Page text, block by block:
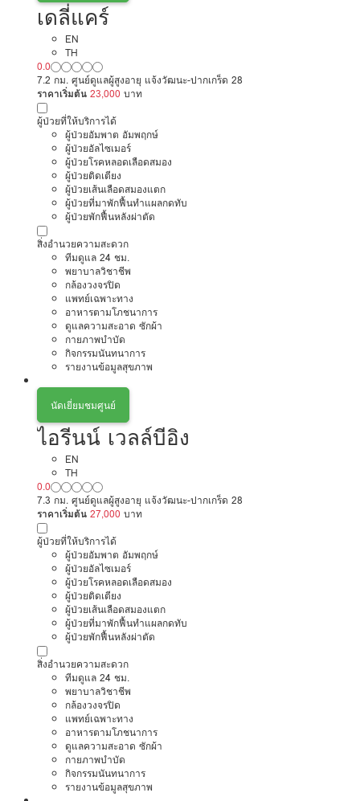
เดลี่แคร์
EN
TH
0.0
7.2 กม. ศูนย์ดูแลผู้สูงอายุ แจ้งวัฒนะ-ปากเกร็ด 28
ราคาเริ่มต้น 23,000 บาท
ผู้ป่วยที่ให้บริการได้
ผู้ป่วยอัมพาต อัมพฤกษ์
ผู้ป่วยอัลไซเมอร์
ผู้ป่วยโรคหลอดเลือดสมอง
ผู้ป่วยติดเตียง
ผู้ป่วยเส้นเลือดสมองแตก
ผู้ป่วยที่มาพักฟื้นทำแผลกดทับ
ผู้ป่วยพักฟื้นหลังผ่าตัด
สิ่งอำนวยความสะดวก
ทีมดูแล 24 ชม.
พยาบาลวิชาชีพ
กล้องวงจรปิด
แพทย์เฉพาะทาง
อาหารตามโภชนาการ
ดูแลความสะอาด ซักผ้า
กายภาพบำบัด
กิจกรรมนันทนาการ
รายงานข้อมูลสุขภาพ
นัดเยี่ยมชมศูนย์
ไอรีนน์ เวลล์บีอิง
EN
TH
0.0
7.3 กม. ศูนย์ดูแลผู้สูงอายุ แจ้งวัฒนะ-ปากเกร็ด 28
ราคาเริ่มต้น 27,000 บาท
ผู้ป่วยที่ให้บริการได้
ผู้ป่วยอัมพาต อัมพฤกษ์
ผู้ป่วยอัลไซเมอร์
ผู้ป่วยโรคหลอดเลือดสมอง
ผู้ป่วยติดเตียง
ผู้ป่วยเส้นเลือดสมองแตก
ผู้ป่วยที่มาพักฟื้นทำแผลกดทับ
ผู้ป่วยพักฟื้นหลังผ่าตัด
สิ่งอำนวยความสะดวก
ทีมดูแล 24 ชม.
พยาบาลวิชาชีพ
กล้องวงจรปิด
แพทย์เฉพาะทาง
อาหารตามโภชนาการ
ดูแลความสะอาด ซักผ้า
กายภาพบำบัด
กิจกรรมนันทนาการ
รายงานข้อมูลสุขภาพ